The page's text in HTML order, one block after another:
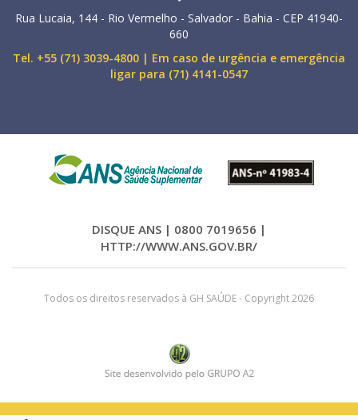
Rua Lucaia, 144 - Rio Vermelho - Salvador - Bahia - CEP 41940-
660
Tel. +55 (71) 3039-4800 | Em caso de urgência e emergência
ligar para (71) 4141-0547
DISQUE ANS | 0800 7019656 |
HTTP://WWW.ANS.GOV.BR/
Todos os direitos reservados à GH SAÚDE - Copyright 2026